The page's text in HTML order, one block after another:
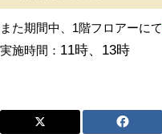
また期間中、1階フロアーにて
実施時間： 11時、13時